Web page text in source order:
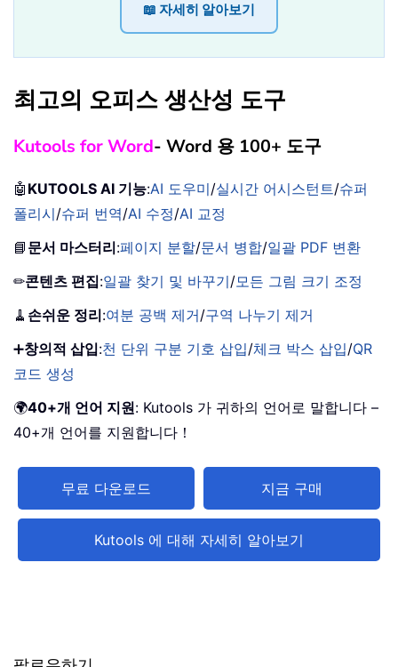
📖 자세히 알아보기
최고의 오피스 생산성 도구
Kutools for Word- Word 용 100+ 도구
🤖 KUTOOLS AI 기능:AI 도우미/실시간 어시스턴트/슈퍼
폴리시/슈퍼 번역/AI 수정/AI 교정
📘 문서 마스터리:페이지 분할/문서 병합/일괄 PDF 변환
✏콘텐츠 편집:일괄 찾기 및 바꾸기/모든 그림 크기 조정
🧹 손쉬운 정리:여분 공백 제거/구역 나누기 제거
➕창의적 삽입:천 단위 구분 기호 삽입/체크 박스 삽입/QR
코드 생성
🌍40+개 언어 지원: Kutools 가 귀하의 언어로 말합니다 –
40+개 언어를 지원합니다！
무료 다운로드 지금 구매
Kutools 에 대해 자세히 알아보기